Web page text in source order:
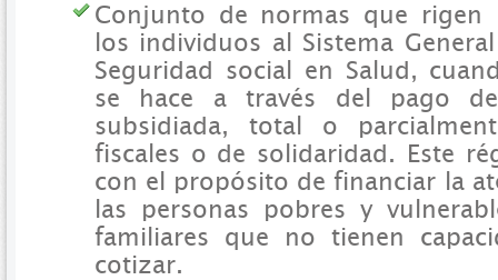
Conjunto de normas que rigen
los individuos al Sistema
Seguridad social en Salud,
se hace a través del pago
subsidiada, total o
fiscales o de solidaridad. Este
con el propósito de financiar la
las personas pobres y
familiares que no tienen
cotizar.